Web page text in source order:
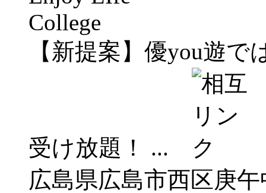
【新提案】優you遊
受け放題！ ...
広島県広島市西区庚